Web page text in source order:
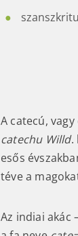
A catecú,
catechu Willd.
esős
téve a
Az indiai akác